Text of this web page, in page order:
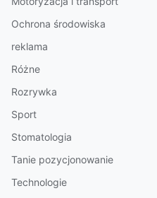
Ochrona środowiska
reklama
Różne
Rozrywka
Sport
Stomatologia
Tanie pozycjonowanie
Technologie